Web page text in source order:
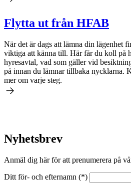
Flytta ut från HFAB
När det är dags att lämna din lägenhet
viktiga att känna till. Här får du koll på
hyresavtal, vad som gäller vid
på innan du lämnar tillbaka nycklarna.
mer om varje steg.
Nyhetsbrev
Anmäl dig här för att prenumerera på
Ditt för- och efternamn